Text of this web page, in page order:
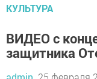
КУЛЬТУРА
ВИДЕО с
защитника